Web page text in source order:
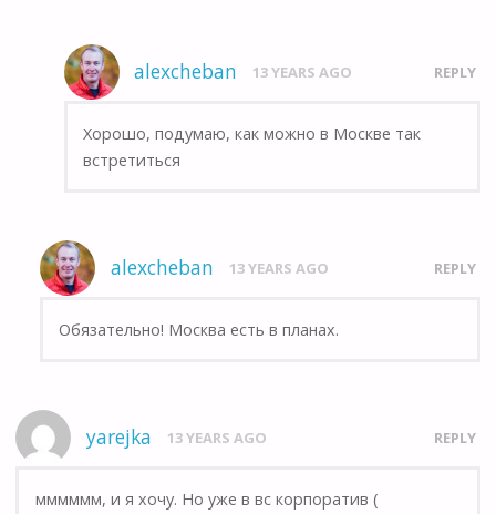
alexcheban 13 YEARS AGO REPLY
Хорошо, подумаю, как можно в Москве так
встретиться
alexcheban 13 YEARS AGO REPLY
Обязательно! Москва есть в планах.
yarejka 13 YEARS AGO REPLY
мммммм, и я хочу. Но уже в вс корпоратив (